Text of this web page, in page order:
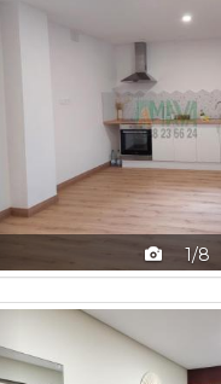
1/8
Previous